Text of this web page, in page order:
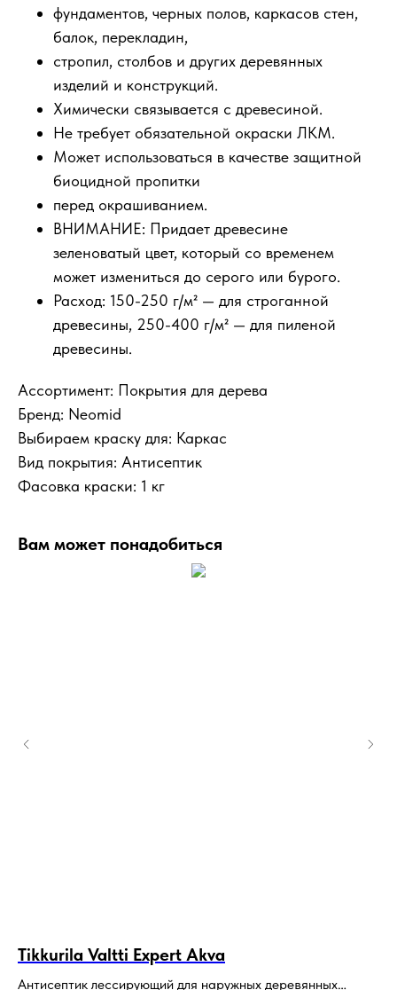
КУпить билет
фундаментов, черных полов, каркасов стен,
балок, перекладин,
стропил, столбов и других деревянных
изделий и конструкций.
Химически связывается с древесиной.
Не требует обязательной окраски ЛКМ.
Может использоваться в качестве защитной
биоцидной пропитки
перед окрашиванием.
ВНИМАНИЕ: Придает древесине
зеленоватый цвет, который со временем
может измениться до серого или бурого.
Расход: 150-250 г/м² — для строганной
древесины, 250-400 г/м² — для пиленой
древесины.
Ассортимент: Покрытия для дерева
Бренд: Neomid
Выбираем краску для: Каркас
Вид покрытия: Антисептик
Фасовка краски: 1 кг
Вам может понадобиться
Tikkurila Valtti Expert Akva
Антисептик лессирующий для наружных деревянных